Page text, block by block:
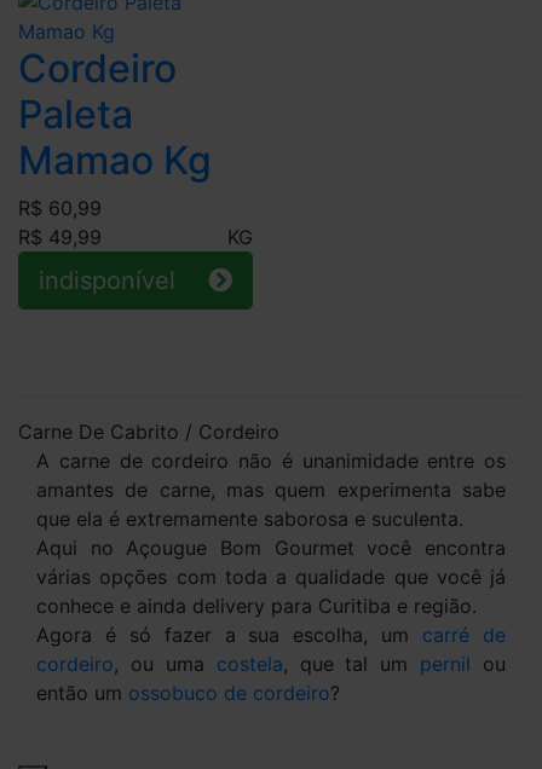
Cordeiro
Paleta
Mamao Kg
R$ 60,99
R$ 49,99
KG
indisponível
Carne De Cabrito / Cordeiro
A carne de cordeiro não é unanimidade entre os
amantes de carne, mas quem experimenta sabe
que ela é extremamente saborosa e suculenta.
Aqui no Açougue Bom Gourmet você encontra
várias opções com toda a qualidade que você j
conhece e ainda delivery para Curitiba e região.
Agora é só fazer a sua escolha, um carré de
cordeiro, ou uma costela, que tal um pernil ou
então um ossobuco de cordeiro?